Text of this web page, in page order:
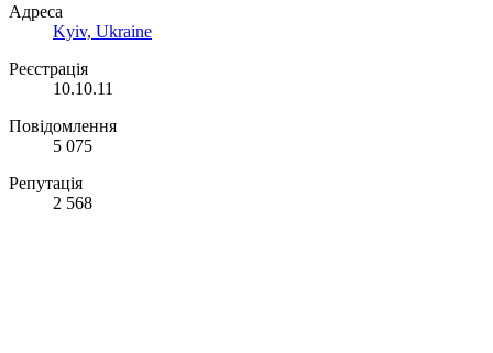
Адреса
Kyiv, Ukraine
Реєстрація
10.10.11
Повідомлення
5 075
Репутація
2 568